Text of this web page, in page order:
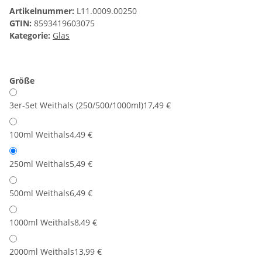
Artikelnummer: L11.0009.00250
GTIN: 8593419603075
Kategorie: Glas
Größe
3er-Set Weithals (250/500/1000ml)17,49 €
100ml Weithals4,49 €
250ml Weithals5,49 €
500ml Weithals6,49 €
1000ml Weithals8,49 €
2000ml Weithals13,99 €